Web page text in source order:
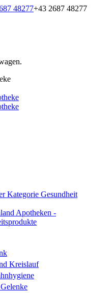
48277+43 2687 48277
Kategorie Gesundheit
Kreislauf